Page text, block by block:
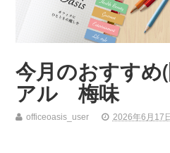
今月のおすすめ
アル 梅味
officeoasis_user 2026年6月17日